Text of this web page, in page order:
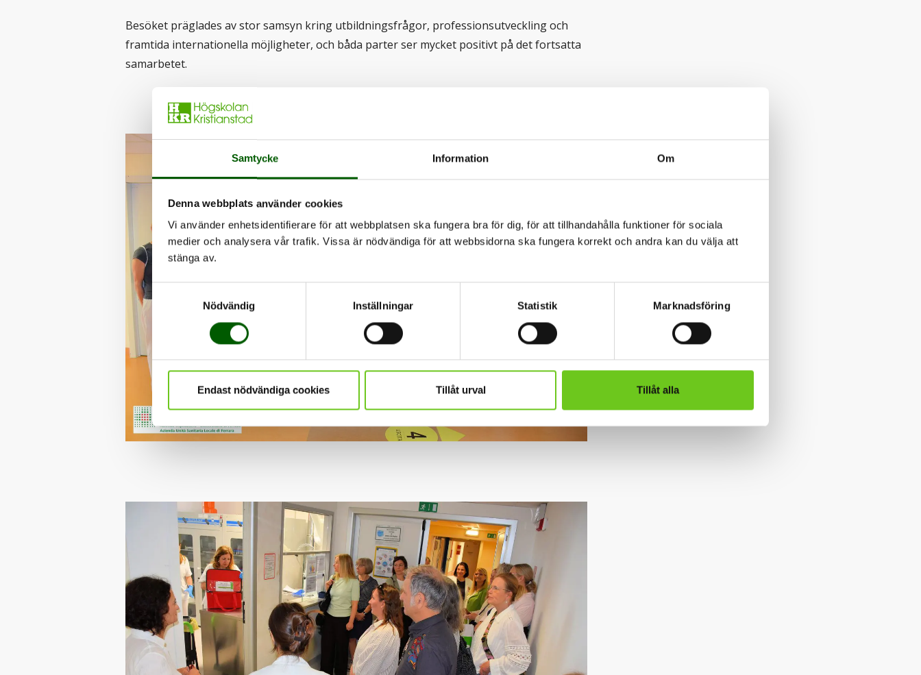
Samtycke Information Om
Denna webbplats använder cookies
Vi använder enhetsidentifierare för att webbplatsen ska fungera bra för dig, för att tillhandahålla funktioner för sociala
medier och analysera vår trafik. Vissa är nödvändiga för att webbsidorna ska fungera korrekt och andra kan du välja att
stänga av.
Nödvändig
Inställningar Statistik Marknadsföring
Endast nödvändiga cookies Tillåt urval Tillåt alla
Besöket präglades av stor samsyn kring utbildningsfrågor, professionsutveckling och
framtida internationella möjligheter, och båda parter ser mycket positivt på det fortsatta
samarbetet.